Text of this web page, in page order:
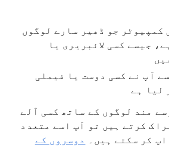
کمپیوٹر جو ڈھیر سارے لوگوں
جیسے کسی لائبریری یا
آپ نے کسی دوست یا فیملی
لیا ہے
مند لوگوں کے ساتھ کسی آلے
کرتے ہیں تو آپ اسے متعدد
کر سکتے ہیں۔ دوسروں کے